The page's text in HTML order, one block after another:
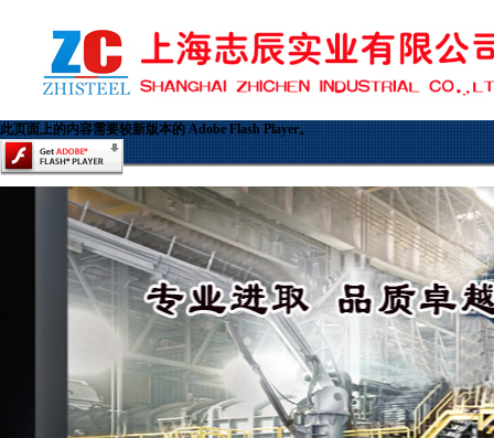
此页面上的内容需要较新版本的 Adobe Flash Player。